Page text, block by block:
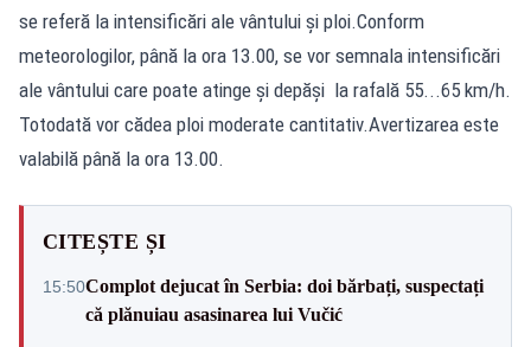
se referă la intensificări ale vântului și ploi.Conform
meteorologilor, până la ora 13.00, se vor semnala intensificări
ale vântului care poate atinge și depăși la rafală 55...65 km/h.
Totodată vor cădea ploi moderate cantitativ.Avertizarea este
valabilă până la ora 13.00.
CITEȘTE ȘI
15:50Complot dejucat în Serbia: doi bărbați, suspectați
că plănuiau asasinarea lui Vučić